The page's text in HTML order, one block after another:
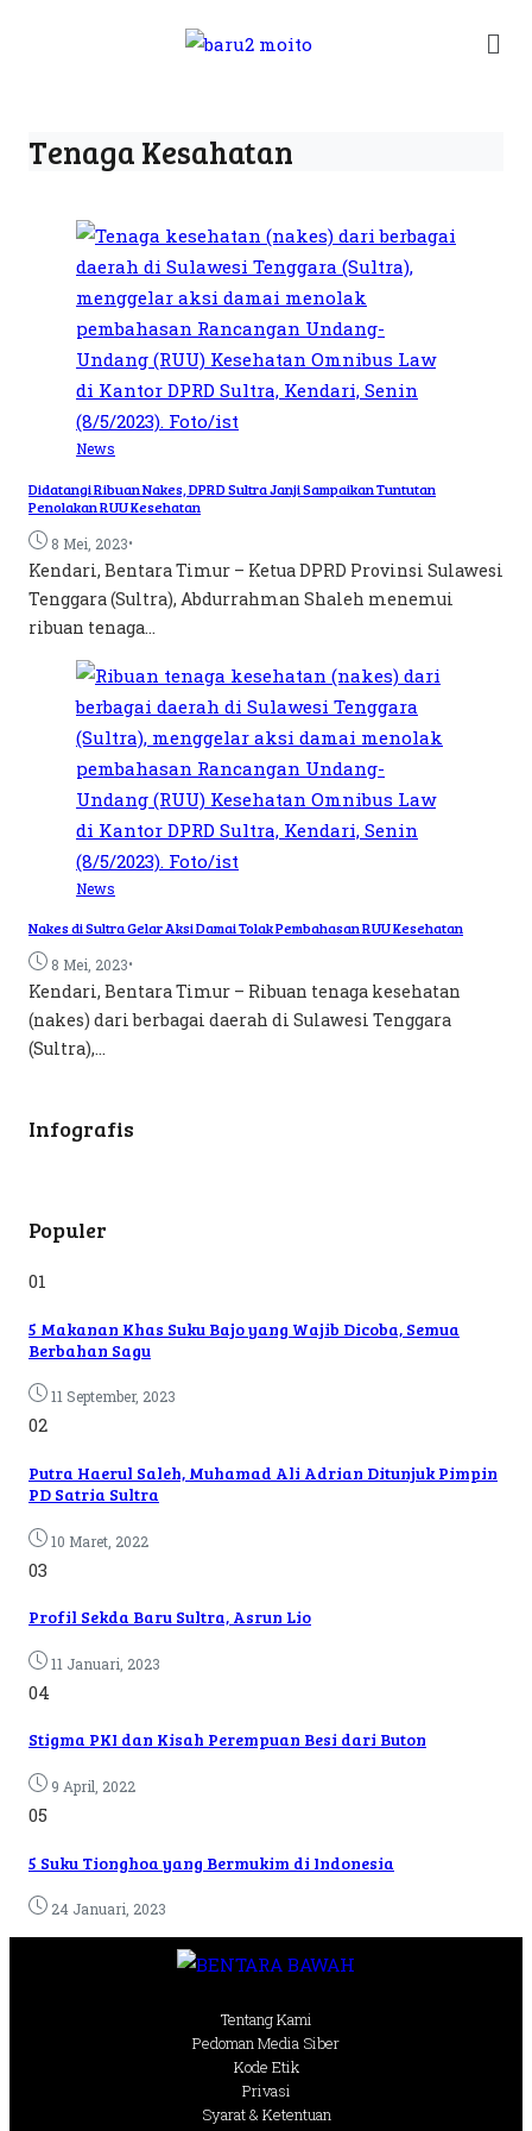
Tenaga Kesahatan
News
Didatangi Ribuan Nakes, DPRD Sultra Janji Sampaikan Tuntutan
Penolakan RUU Kesehatan
8 Mei, 2023•
Kendari, Bentara Timur – Ketua DPRD Provinsi Sulawesi
Tenggara (Sultra), Abdurrahman Shaleh menemui
ribuan tenaga...
News
Nakes di Sultra Gelar Aksi Damai Tolak Pembahasan RUU Kesehatan
8 Mei, 2023•
Kendari, Bentara Timur – Ribuan tenaga kesehatan
(nakes) dari berbagai daerah di Sulawesi Tenggara
(Sultra),...
Infografis
Populer
01
5 Makanan Khas Suku Bajo yang Wajib Dicoba, Semua
Berbahan Sagu
11 September, 2023
02
Putra Haerul Saleh, Muhamad Ali Adrian Ditunjuk Pimpin
PD Satria Sultra
10 Maret, 2022
03
Profil Sekda Baru Sultra, Asrun Lio
11 Januari, 2023
04
Stigma PKI dan Kisah Perempuan Besi dari Buton
9 April, 2022
05
5 Suku Tionghoa yang Bermukim di Indonesia
24 Januari, 2023
Tentang Kami
Pedoman Media Siber
Kode Etik
Privasi
Syarat & Ketentuan